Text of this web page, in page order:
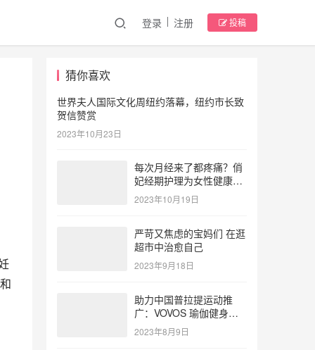
登录 注册 投稿
猜你喜欢
世界夫人国际文化周纽约落幕，纽约市长致
贺信赞赏
2023年10月23日
每次月经来了都疼痛？俏
妃经期护理为女性健康护
航
2023年10月19日
严苛又焦虑的宝妈们 在逛
超市中治愈自己
2023年9月18日
助力中国普拉提运动推
广：VOVOS 瑜伽健身服
参与北体大专业普拉提教
练培训
2023年8月9日